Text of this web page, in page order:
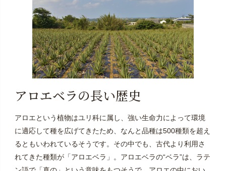
アロエベラの長い歴史
アロエという植物はユリ科に属し、強い生命力によって環境
に適応して種を広げてきたため、なんと品種は500種類を超え
るともいわれているそうです。その中でも、古代より利用さ
れてきた種類が「アロエベラ」。アロエベラの“ベラ”は、ラテ